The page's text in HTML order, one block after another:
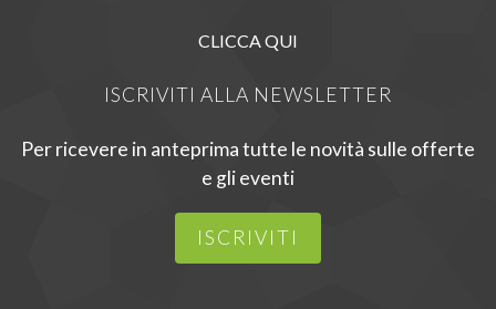
CLICCA QUI
ISCRIVITI ALLA NEWSLETTER
Per ricevere in anteprima tutte le novità sulle offerte
e gli eventi
ISCRIVITI